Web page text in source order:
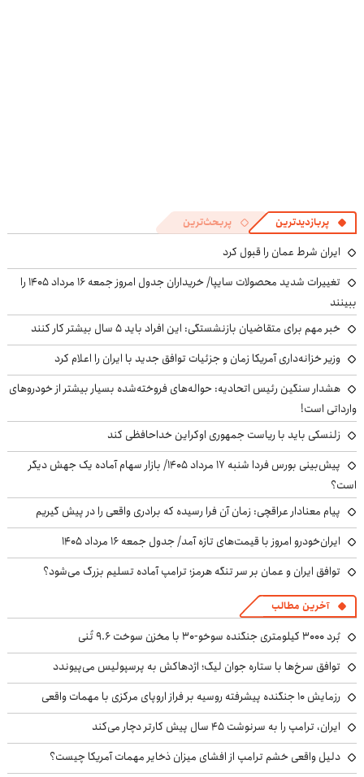
پربازدیدترین پربحث‌ترین
ایران شرط عمان را قبول کرد
تغییرات شدید محصولات سایپا/ خریداران جدول امروز جمعه ۱۶ مرداد ۱۴۰۵ را
ببینند
خبر مهم برای متقاضیان بازنشستگی: این افراد باید ۵ سال بیشتر کار کنند
وزیر خزانه‌داری آمریکا زمان و جزئیات توافق جدید با ایران را اعلام کرد
هشدار سنگین رئیس اتحادیه: حواله‌های فروخته‌شده بسیار بیشتر از خودروهای
وارداتی است!
زلنسکی باید با ریاست جمهوری اوکراین خداحافظی کند
پیش‌بینی بورس فردا شنبه ۱۷ مرداد ۱۴۰۵/ بازار سهام آماده یک جهش دیگر
است؟
پیام معنادار عراقچی: زمان آن فرا رسیده که برادری واقعی را در پیش گیریم
ایران‌خودرو امروز با قیمت‌های تازه آمد/ جدول جمعه ۱۶ مرداد ۱۴۰۵
توافق ایران و عمان بر سر تنگه هرمز؛ ترامپ آماده تسلیم بزرگ می‌شود؟
آخرین مطالب
بُرد ۳۰۰۰ کیلومتری جنگنده سوخو-۳۰ با مخزن سوخت ۹.۶ تُنی
توافق سرخ‌ها با ستاره جوان لیگ؛ اژدهاکش به پرسپولیس می‌پیوندد
رزمایش ۱۰ جنگنده پیشرفته روسیه بر فراز اروپای مرکزی با مهمات واقعی
ایران، ترامپ را به سرنوشت ۴۵ سال پیش کارتر دچار می‌کند
دلیل واقعی خشم ترامپ از افشای میزان ذخایر مهمات آمریکا چیست؟